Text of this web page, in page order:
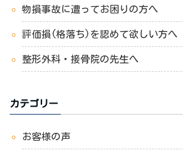
物損事故に遭ってお困りの方へ
評価損(格落ち)を認めて欲しい方へ
整形外科・接骨院の先生へ
カテゴリー
お客様の声